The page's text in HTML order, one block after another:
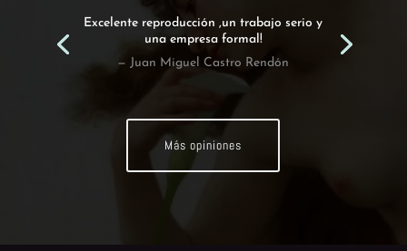
Excelente reproducción ,un trabajo serio y
una empresa formal!
— Juan Miguel Castro Rendón
Más opiniones